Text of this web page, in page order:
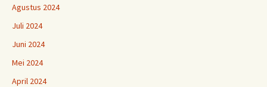
Agustus 2024
Juli 2024
Juni 2024
Mei 2024
April 2024